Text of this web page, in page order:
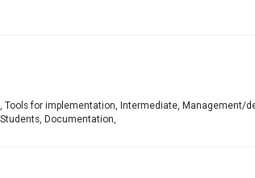
Tools for implementation, Intermediate, Management/
Documentation,